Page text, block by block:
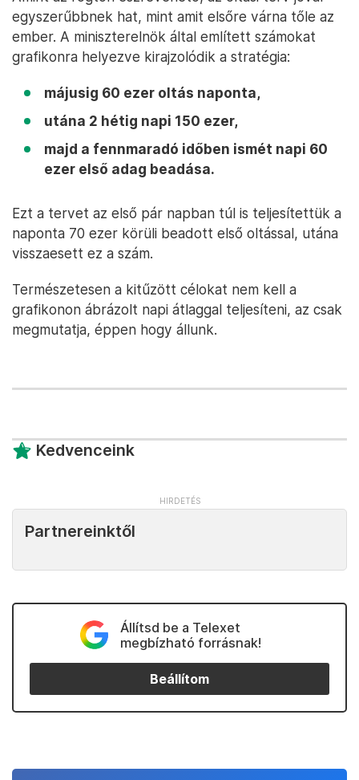
egyszerűbbnek hat, mint amit elsőre várna tőle az
ember. A miniszterelnök által említett számokat
grafikonra helyezve kirajzolódik a stratégia:
májusig 60 ezer oltás naponta,
utána 2 hétig napi 150 ezer,
majd a fennmaradó időben ismét napi 60
ezer első adag beadása.
Ezt a tervet az első pár napban túl is teljesítettük a
naponta 70 ezer körüli beadott első oltással, utána
visszaesett ez a szám.
Természetesen a kitűzött célokat nem kell a
grafikonon ábrázolt napi átlaggal teljesíteni, az csak
megmutatja, éppen hogy állunk.
Kedvenceink
Partnereinktől
Állítsd be a Telexet
megbízható forrásnak!
Beállítom